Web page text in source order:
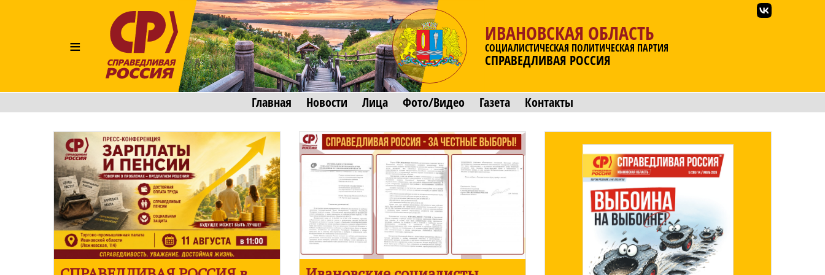
≡
ИВАНОВСКАЯ ОБЛАСТЬ
СОЦИАЛИСТИЧЕСКАЯ ПОЛИТИЧЕСКАЯ ПАРТИЯ
СПРАВЕДЛИВАЯ РОССИЯ
Главная Новости Лица Фото/Видео Газета Контакты